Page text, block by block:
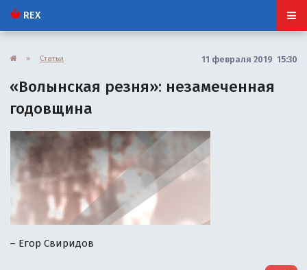
REX
» Статьи 11 февраля 2019 15:30
«Волынская резня»: незамеченная
годовщина
– Егор Свиридов